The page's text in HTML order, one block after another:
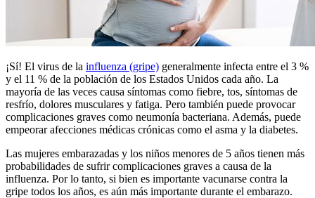
​¡Sí! El virus de la influenza (gripe) generalmente infecta entre el 3 %
y el 11 % de la población de los Estados Unidos cada año. La
mayoría de las veces causa síntomas como fiebre, tos, síntomas de
resfrío, dolores musculares y fatiga. Pero también puede provocar
complicaciones graves como neumonía bacteriana. Además, puede
empeorar afecciones médicas crónicas como el asma y la diabetes.
Las mujeres embarazadas y los niños menores de 5 años tienen más
probabilidades de sufrir complicaciones graves a causa de la
influenza. Por lo tanto, si bien es importante vacunarse contra la
gripe todos los años, es aún más importante durante el embarazo.